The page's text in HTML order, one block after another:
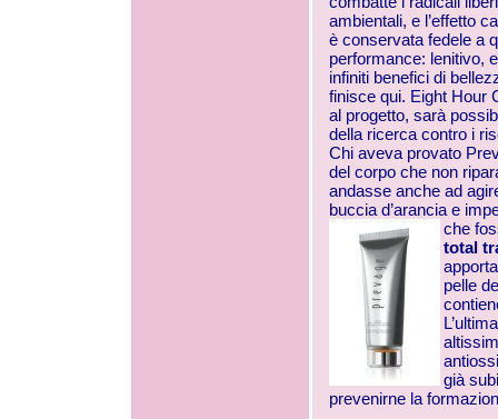
ambientali, e l’effetto
è conservata fedele a
performance: lenitivo,
infiniti benefici di
finisce qui. Eight Hour
al progetto, sarà
della ricerca contro i
Chi aveva provato
del corpo che non
andasse anche ad
buccia d’arancia e
che
total
pelle
già
prevenirne la